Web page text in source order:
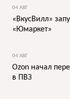
04 АВГ
«ВкусВилл»
«Юмаркет»
04 АВГ
Ozon начал
в ПВЗ